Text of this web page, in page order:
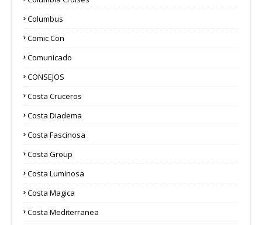
Columbus
Comic Con
Comunicado
CONSEJOS
Costa Cruceros
Costa Diadema
Costa Fascinosa
Costa Group
Costa Luminosa
Costa Magica
Costa Mediterranea